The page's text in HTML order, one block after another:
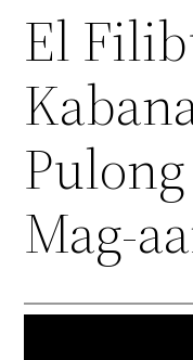
El
Mag-